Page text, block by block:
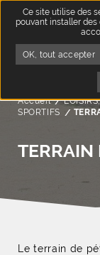
Accueil
SPORTIFS
Page
TERRAIN
Le terrain de
Ce site utilise des
pouvant installer des
OK, tout accepter